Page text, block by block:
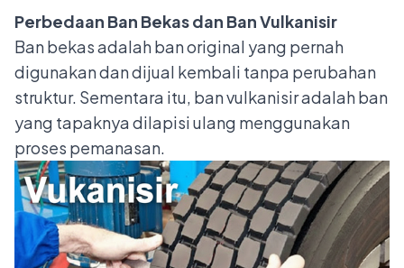
Perbedaan Ban Bekas dan Ban Vulkanisir
Ban bekas adalah ban original yang pernah
digunakan dan dijual kembali tanpa perubahan
struktur. Sementara itu, ban vulkanisiradalah ban
yang tapaknya dilapisi ulang menggunakan
proses pemanasan.